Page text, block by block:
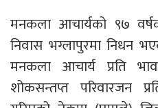
मनकला आचार्यको ९७
निवास भग्लापुरमा निधन
मनकला आचार्य प्रति
शोकसन्तप्त परिवारजन